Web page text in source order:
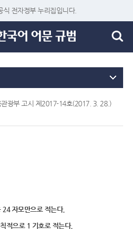
식 전자정부 누리집입니다.
광부 고시 제2017-14호(2017. 3. 28.)
자모만으로 적는다.
적으로 1 기호로 적는다.